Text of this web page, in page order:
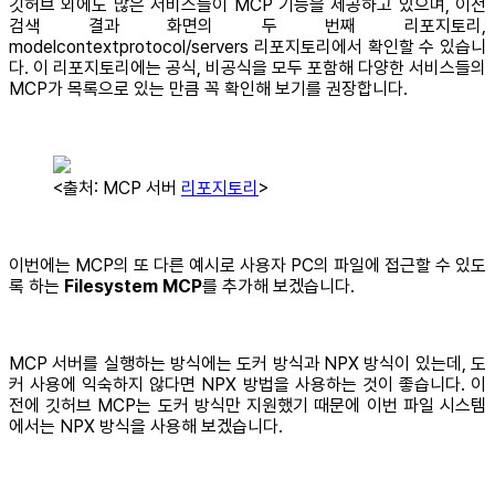
깃허브 외에도 많은 서비스들이 MCP 기능을 제공하고 있으며, 이전
검색 결과 화면의 두 번째 리포지토리,
modelcontextprotocol/servers 리포지토리에서 확인할 수 있습니
다. 이 리포지토리에는 공식, 비공식을 모두 포함해 다양한 서비스들의
MCP가 목록으로 있는 만큼 꼭 확인해 보기를 권장합니다.
<출처: MCP 서버 리포지토리 >
이번에는 MCP의 또 다른 예시로 사용자 PC의 파일에 접근할 수 있도
록 하는 Filesystem MCP를 추가해 보겠습니다.
MCP 서버를 실행하는 방식에는 도커 방식과 NPX 방식이 있는데, 도
커 사용에 익숙하지 않다면 NPX 방법을 사용하는 것이 좋습니다. 이
전에 깃허브 MCP는 도커 방식만 지원했기 때문에 이번 파일 시스템
에서는 NPX 방식을 사용해 보겠습니다.